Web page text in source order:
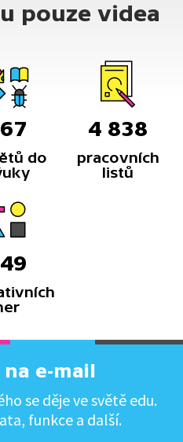
pouze videa
do
4 838
pracovních
listů
e-mail
se děje ve světě edu.
funkce a další.